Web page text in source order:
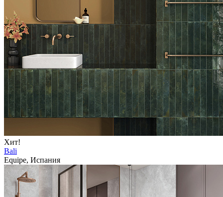
Хит!
Bali
Equipe, Испания